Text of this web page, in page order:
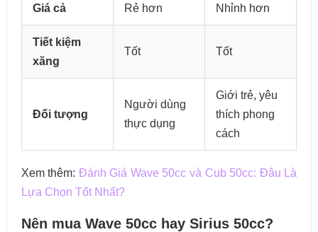
Giá cả Rẻ hơn Nhỉnh hơn
Tiết kiệm
xăng
Tốt Tốt
Đối tượng
Người dùng
thực dụng
Giới trẻ, yêu
thích phong
cách
Xem thêm: Đánh Giá Wave 50cc và Cub 50cc: Đâu Là
Lựa Chọn Tốt Nhất?
Nên mua Wave 50cc hay Sirius 50cc?